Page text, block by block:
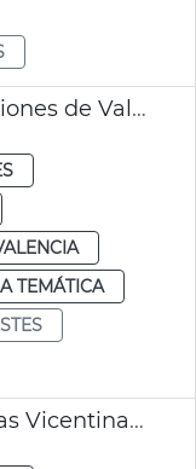
Encontrada fiestas y tradiciones de València
TEMÁTICA
Exaltación clavariesa Fiestas Vicentinas 2026